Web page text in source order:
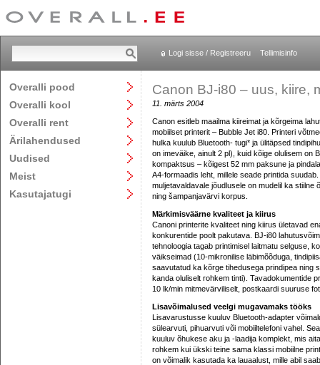
Logi sisse / Registreeru Tellimisinfo
Overalli pood
Overalli kool
Overalli rent
Ärilahendused
Uudised
Meist
Kasutajatugi
Canon BJ-i80 – uus, kiire,
11. märts 2004
Canon esitleb maailma kiireimat ja kõrgeima
mobiilset printerit – Bubble Jet i80. Printeri
hulka kuulub Bluetooth- tugi* ja ülitäpsed
on imeväike, ainult 2 pl), kuid kõige olulisem on
kompaktsus – kõigest 52 mm paksune ja
A4-formaadis leht, millele seade printida
muljetavaldavale jõudlusele on mudelil ka stiilne
ning šampanjavärvi korpus.
Märkimisväärne kvaliteet ja kiirus
Canoni printerite kvaliteet ning kiirus ületavad
konkurentide poolt pakutava. BJ-i80
tehnoloogia tagab printimisel laitmatu selguse,
väikseimad (10-mikronilise läbimõõduga,
saavutatud ka kõrge tihedusega prindipea ning
kanda oluliselt rohkem tinti). Tavadokumentide
10 lk/min mitmevärviliselt, postkaardi suuruse
Lisavõimalused veelgi mugavamaks tööks
Lisavarustusse kuuluv Bluetooth-adapter
sülearvuti, pihuarvuti või mobiiltelefoni vahel.
kuuluv õhukese aku ja -laadija komplekt, mis
rohkem kui ükski teine sama klassi mobiilne
on võimalik kasutada ka lauaalust, mille abil